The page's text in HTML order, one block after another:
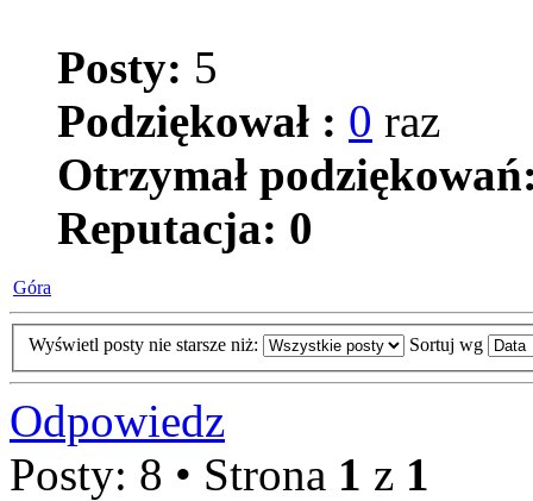
Posty: 5
Podziękował : 0 raz
Otrzymał
Reputacja: 0
Góra
Wyświetl posty nie starsze niż: Sortuj wg
Odpowiedz
Posty: 8 • Strona 1 z 1